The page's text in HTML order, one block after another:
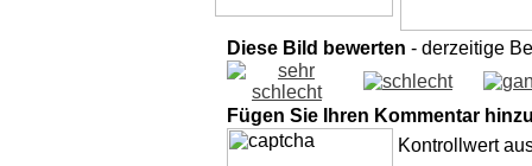
Diese Bild bewerten - derzeitige
Fügen Sie Ihren Kommentar
Kontrollwert